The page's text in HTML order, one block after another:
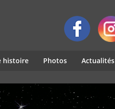
histoire Photos Actualités